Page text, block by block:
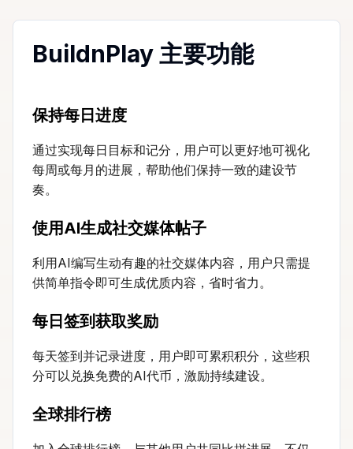
BuildnPlay 主要功能
保持每日进度
通过实现每日目标和记分，用户可以更好地可视化
每周或每月的进展，帮助他们保持一致的建设节
奏。
使用AI生成社交媒体帖子
利用AI编写生动有趣的社交媒体内容，用户只需提
供简单指令即可生成优质内容，省时省力。
每日签到获取奖励
每天签到并记录进度，用户即可累积积分，这些积
分可以兑换免费的AI代币，激励持续建设。
全球排行榜